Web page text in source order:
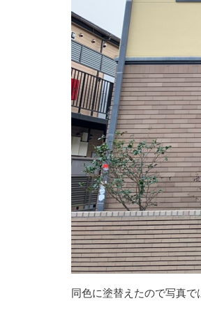
同色に塗替えたので写真